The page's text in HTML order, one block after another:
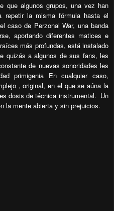
que algunos grupos, una vez han
la misma fórmula hasta el
caso de Perzonal War, una banda
aportando diferentes matices e
más profundas, está instalado
quizás a algunos de sus fans, les
de nuevas sonoridades les
primigenia En cualquier caso,
, original, en el que se aúna la
dosis de técnica instrumental. Un
la mente abierta y sin prejuicios.